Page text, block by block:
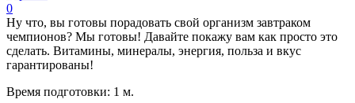
0
Ну что, вы готовы порадовать свой организм завтраком
чемпионов? Мы готовы! Давайте покажу вам как просто это
сделать. Витамины, минералы, энергия, польза и вкус
гарантированы!
Время подготовки: 1 м.